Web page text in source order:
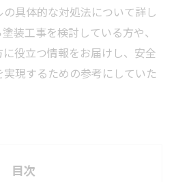
具体的な対処法について詳し
装工事を検討している方や、
役立つ情報をお届けし、安全
現するための参考にしていた
目次